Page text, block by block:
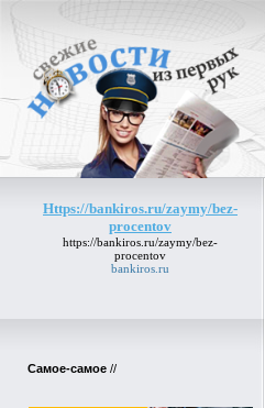
Https://bankiros.ru/zaymy/bez-
procentov
https://bankiros.ru/zaymy/bez-
procentov
bankiros.ru
Самое-самое //